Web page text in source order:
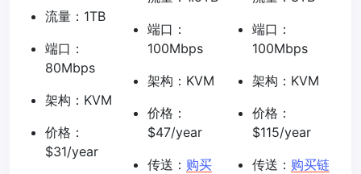
流量：1TB
端口：
80Mbps
架构：KVM
价格：
$31/year
端口：
100Mbps
架构：KVM
价格：
$47/year
传送： 购买
端口：
100Mbps
架构：KVM
价格：
$115/year
传送： 购买链